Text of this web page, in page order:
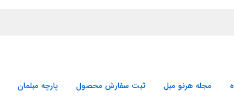
مجله هرنو مبل ثبت سفارش محصول پارچه مبلمان